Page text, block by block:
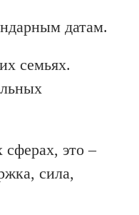
датам.
семьях.
это –
сила,